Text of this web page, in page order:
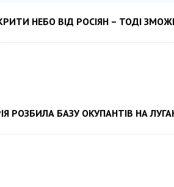
НЕБО ВІД РОСІЯН – ТОДІ
РОЗБИЛА БАЗУ ОКУПАНТІВ НА